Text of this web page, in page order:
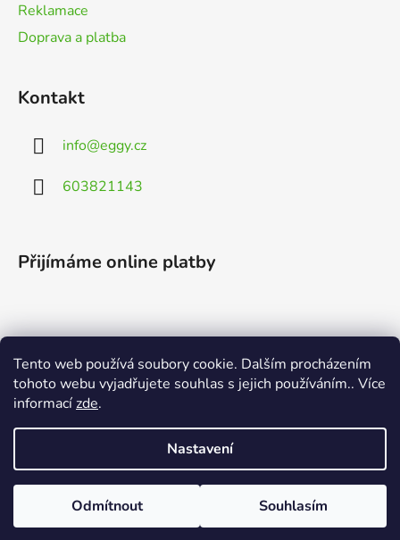
Tento web používá soubory cookie. Dalším procházením
tohoto webu vyjadřujete souhlas s jejich používáním.. Více
informacízde.
Nastavení
Odmítnout Souhlasím
Reklamace
Doprava a platba
Kontakt
info@eggy.cz
603821143
Přijímáme online platby
Vyhledávání
HLEDAT
Vytvořil Shoptet
Copyright 2026EGGY.cz. Všechna práva vyhrazena.